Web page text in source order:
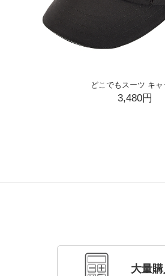
どこでもスーツ キ
3,480円
大量